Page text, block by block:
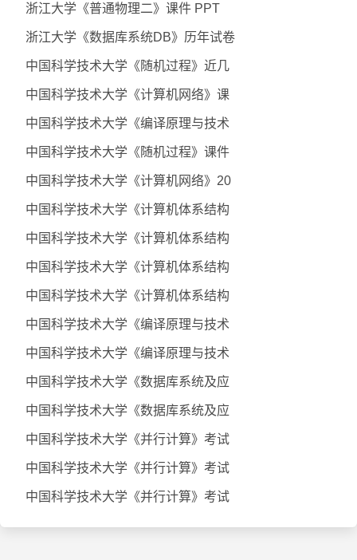
浙江大学《普通物理二》课件 PPT
浙江大学《数据库系统DB》历年试卷
中国科学技术大学《随机过程》近几
中国科学技术大学《计算机网络》课
中国科学技术大学《编译原理与技术
中国科学技术大学《随机过程》课件
中国科学技术大学《计算机网络》20
中国科学技术大学《计算机体系结构
中国科学技术大学《计算机体系结构
中国科学技术大学《计算机体系结构
中国科学技术大学《计算机体系结构
中国科学技术大学《编译原理与技术
中国科学技术大学《编译原理与技术
中国科学技术大学《数据库系统及应
中国科学技术大学《数据库系统及应
中国科学技术大学《并行计算》考试
中国科学技术大学《并行计算》考试
中国科学技术大学《并行计算》考试